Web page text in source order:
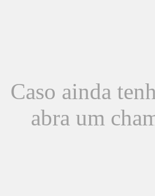
Caso ainda
abra um